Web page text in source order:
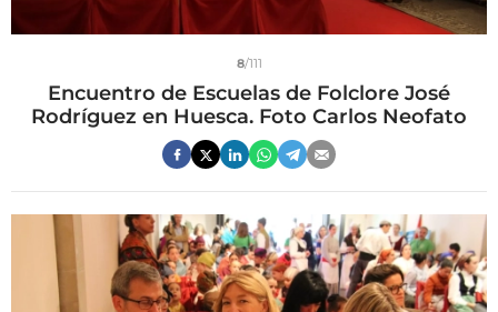
8/111
Encuentro de Escuelas de Folclore José
Rodríguez en Huesca. Foto Carlos Neofato